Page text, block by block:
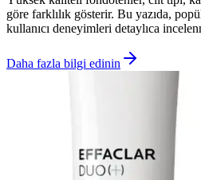
göre farklılık gösterir. Bu yazıda,
kullanıcı deneyimleri detaylıca
Daha fazla bilgi edinin